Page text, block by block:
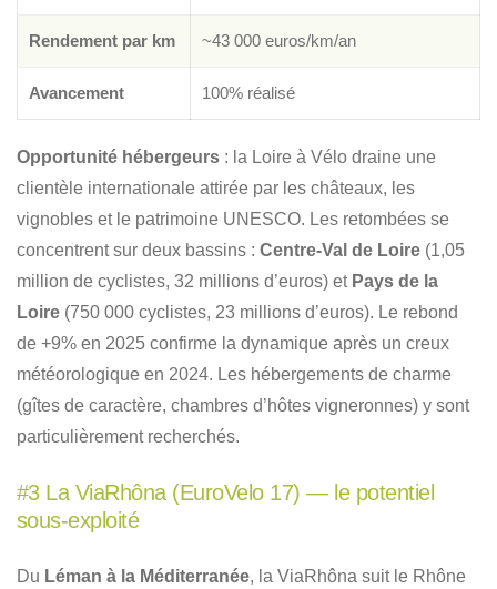
Rendement par km ~43 000 euros/km/an
Avancement 100% réalisé
Opportunité hébergeurs : la Loire à Vélo draine une
clientèle internationale attirée par les châteaux, les
vignobles et le patrimoine UNESCO. Les retombées se
concentrent sur deux bassins : Centre-Val de Loire (1,05
million de cyclistes, 32 millions d’euros) et Pays de la
Loire (750 000 cyclistes, 23 millions d’euros). Le rebond
de +9% en 2025 confirme la dynamique après un creux
météorologique en 2024. Les hébergements de charme
(gîtes de caractère, chambres d’hôtes vigneronnes) y sont
particulièrement recherchés.
#3 La ViaRhôna (EuroVelo 17) — le potentiel
sous-exploité
Du Léman à la Méditerranée, la ViaRhôna suit le Rhône